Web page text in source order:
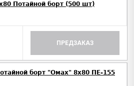
Потайной борт (500 шт)
ПРЕДЗАКАЗ
борт "Омах" 8х80 ПЕ-155